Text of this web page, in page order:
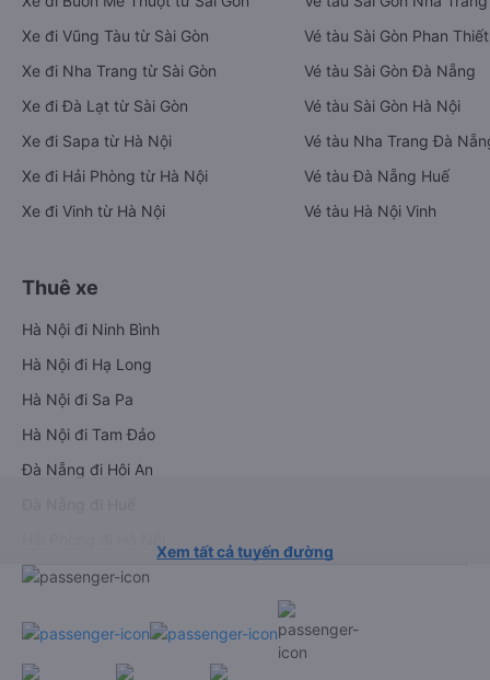
Xe đi Vũng Tàu từ Sài Gòn
Xe đi Nha Trang từ Sài Gòn
Xe đi Đà Lạt từ Sài Gòn
Xe đi Sapa từ Hà Nội
Xe đi Hải Phòng từ Hà Nội
Xe đi Vinh từ Hà Nội
Vé tàu Sài Gòn Phan Thiết
Vé tàu Sài Gòn Đà Nẵng
Vé tàu Sài Gòn Hà Nội
Vé tàu Nha Trang Đà
Vé tàu Đà Nẵng Huế
Vé tàu Hà Nội Vinh
Thuê xe
Hà Nội đi Ninh Bình
Hà Nội đi Hạ Long
Hà Nội đi Sa Pa
Hà Nội đi Tam Đảo
Đà Nẵng đi Hội An
Xem tất cả tuyến đường